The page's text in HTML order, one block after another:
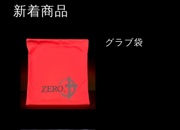
新着商品
グラブ袋